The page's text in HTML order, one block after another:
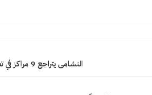
النشامى يتراجع 9 مراكز في تصنيف فيفا بعد نتائج المونديال